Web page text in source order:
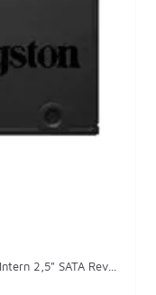
2,5" SATA Rev...